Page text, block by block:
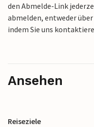
den Abmelde-Link
abmelden, entweder
indem Sie uns
Ansehen
Reiseziele